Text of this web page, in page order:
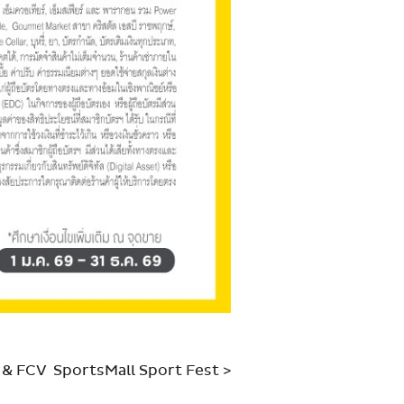
& FCV SportsMall Sport Fest >